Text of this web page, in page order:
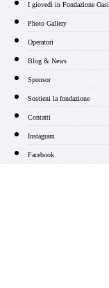
I giovedì in Fondazione Oasi
Photo Gallery
Operatori
Blog & News
Sponsor
Sostieni la fondazione
Contatti
Instagram
Facebook